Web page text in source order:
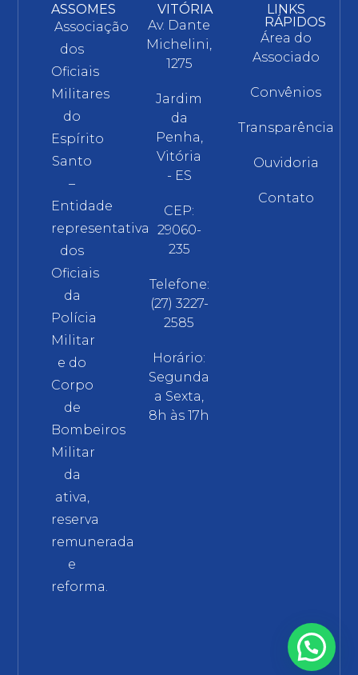
ASSOMES
Associação
dos
Oficiais
Militares
do
Espírito
Santo
–
Entidade
representativa
dos
Oficiais
da
Polícia
Militar
e do
Corpo
de
Bombeiros
Militar
da
ativa,
reserva
remunerada
e
reforma.
VITÓRIA
Av. Dante
Michelini,
1275
Jardim
da
Penha,
Vitória
- ES
CEP:
29060-
235
Telefone:
(27) 3227-
2585
Horário:
Segunda
a Sexta,
8h às 17h
LINKS
RÁPIDOS
Área do
Associado
Convênios
Transparência
Ouvidoria
Contato